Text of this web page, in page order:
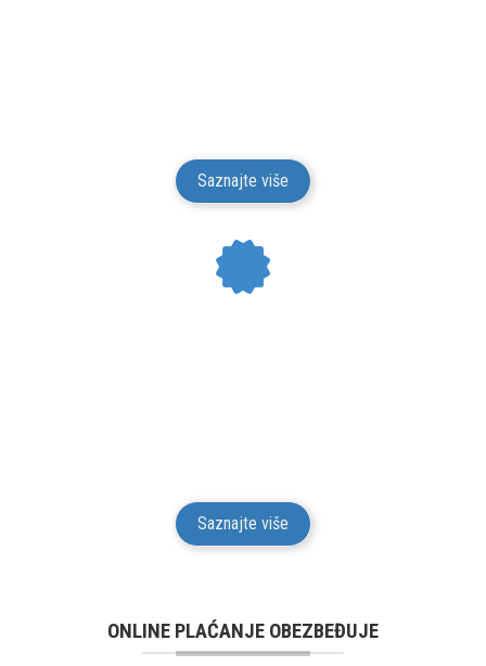
Saznajte više
Saznajte više
ONLINE PLAĆANJE OBEZBEĐUJE